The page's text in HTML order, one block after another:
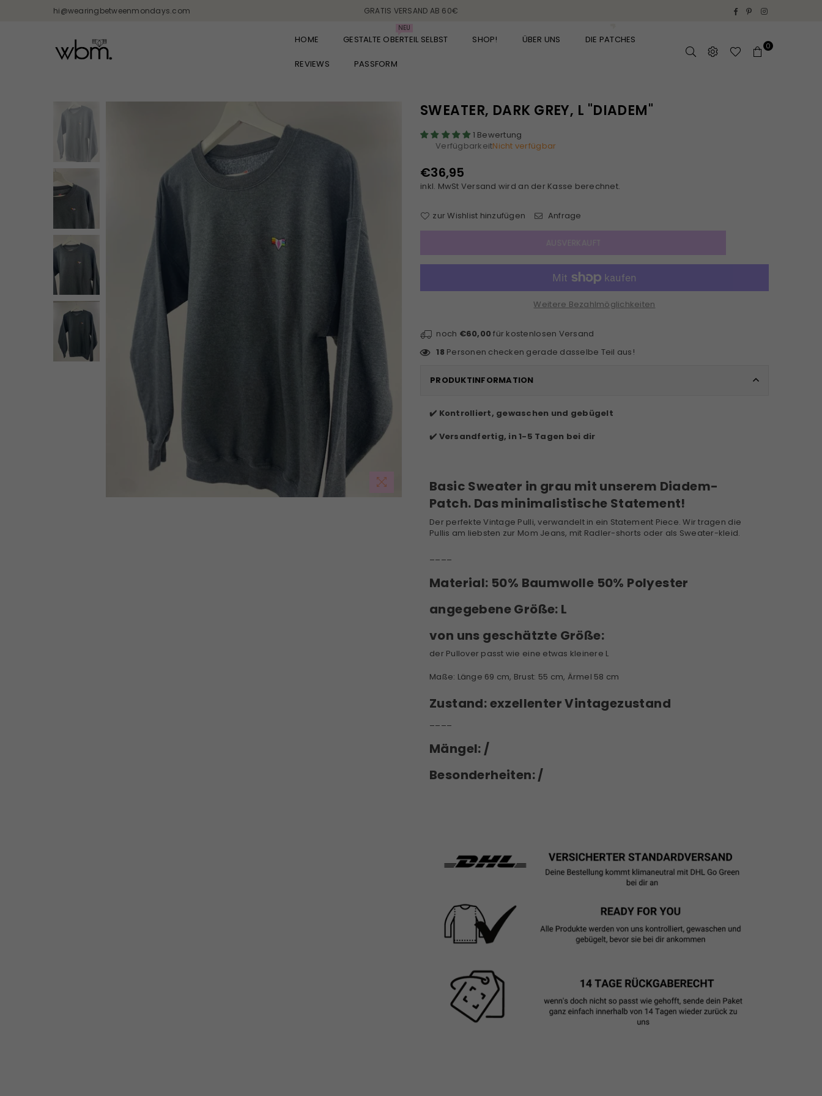
hi@wearingbetweenmondays.com GRATIS VERSAND AB 60€ Facebook
PinterestInstagram
MONDAYS
HOME GESTALTE OBERTEIL SELBST
NEU
SHOP! ÜBER UNS DIE PATCHES
REVIEWS PASSFORM
0
SWEATER, DARK GREY, L "DIADEM"
1 Bewertung
VerfügbarkeitNicht verfügbar
Normaler
Preis
€36,95
inkl. MwSt Versand wird an der Kasse berechnet.
zur Wishlist hinzufügen Anfrage
AUSVERKAUFT
Weitere Bezahlmöglichkeiten
noch €60,00 für kostenlosen Versand
18 Personen checken gerade dasselbe Teil aus!
PRODUKTINFORMATION
✔️ Kontrolliert, gewaschen und gebügelt
✔️ Versandfertig, in 1-5 Tagen bei dir
Basic Sweater in grau mit unserem Diadem-
Patch. Das minimalistische Statement!
Der perfekte Vintage Pulli, verwandelt in ein Statement Piece. Wir tragen die
Pullis am liebsten zur Mom Jeans, mit Radler-shorts oder als Sweater-kleid.
Material: 50% Baumwolle 50% Polyester
angegebene Größe: L
von uns geschätzte Größe:
der Pullover passt wie eine etwas kleinere L
Maße: Länge 69 cm, Brust: 55 cm, Ärmel 58 cm
Zustand:exzellenter Vintagezustand
Mängel: /
Besonderheiten: /